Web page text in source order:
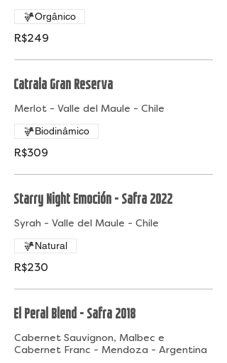
R$249
Orgânico
Catrala Gran Reserva
Merlot - Valle del Maule - Chile
R$309
Biodinâmico
Starry Night Emoción - Safra 2022
Syrah - Valle del Maule - Chile
R$230
Natural
El Peral Blend - Safra 2018
Cabernet Sauvignon, Malbec e
Cabernet Franc - Mendoza - Argentina